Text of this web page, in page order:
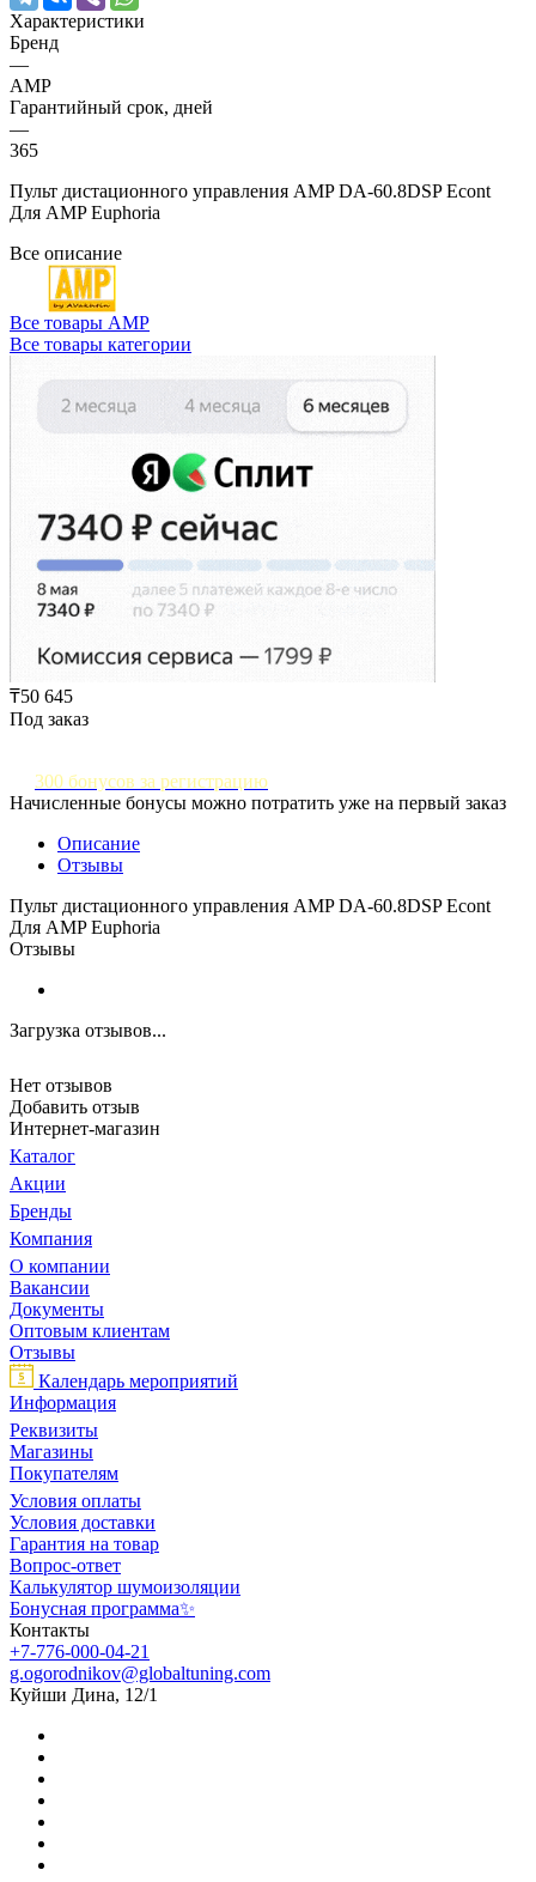
Характеристики
Бренд
—
AMP
Гарантийный срок, дней
—
365
Пульт дистационного управления AMP DA-60.8DSP Econt
Для AMP Euphoria
Все описание
Все товары AMP
Все товары категории
₸50 645
Под заказ
300 бонусов за регистрацию
Начисленные бонусы можно потратить уже на первый заказ
Описание
Отзывы
Пульт дистационного управления AMP DA-60.8DSP Econt
Для AMP Euphoria
Отзывы
Загрузка отзывов...
Нет отзывов
Добавить отзыв
Интернет-магазин
Каталог
Акции
Бренды
Компания
О компании
Вакансии
Документы
Оптовым клиентам
Отзывы
Календарь мероприятий
Информация
Реквизиты
Магазины
Покупателям
Условия оплаты
Условия доставки
Гарантия на товар
Вопрос-ответ
Калькулятор шумоизоляции
Бонусная программа✨
Контакты
+7-776-000-04-21
g.ogorodnikov@globaltuning.com
Куйши Дина, 12/1